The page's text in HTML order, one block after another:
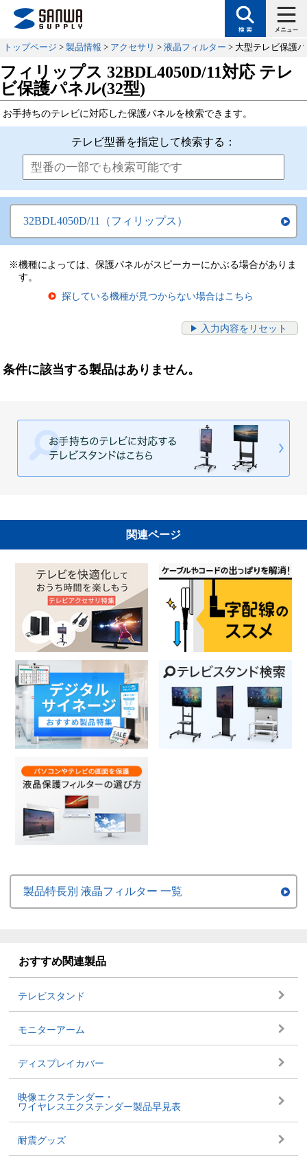
トップページ > 製品情報 > アクセサリ > 液晶フィルター > 大型テレビ保護
フィリップス 32BDL4050D/11対応 テレ
ビ保護パネル(32型)
お手持ちのテレビに対応した保護パネルを検索できます。
テレビ型番を指定して検索する：
32BDL4050D/11（フィリップス）
※機種によっては、保護パネルがスピーカーにかぶる場合がありま
す。
探している機種が見つからない場合はこちら
入力内容をリセット
条件に該当する製品はありません。
関連ページ
製品特長別 液晶フィルター 一覧
おすすめ関連製品
テレビスタンド
モニターアーム
ディスプレイカバー
映像エクステンダー・
ワイヤレスエクステンダー製品早見表
耐震グッズ